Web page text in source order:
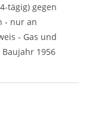
tägig) gegen
- nur an
- Gas und
Baujahr 1956